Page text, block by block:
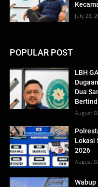
July 23,
POPULAR POST
LBH
Dua
August
Lokasi
2026
August
Wabup